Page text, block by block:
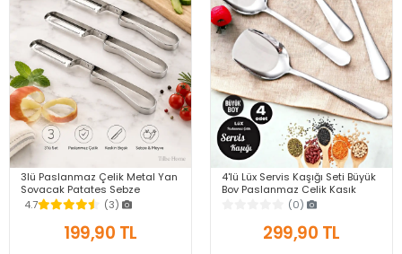
3lü Paslanmaz Çelik Metal Yan
Soyacak Patates Sebze
Salatalık Havuç Soyacağı
Mutfak Soyma Aparatı
4.7 (3)
199,90 TL
4'lü Lüx Servis Kaşığı Seti Büyük
Boy Paslanmaz Çelik Kaşık
Salata Yemek Mutfak Kaşığı
(0)
299,90 TL